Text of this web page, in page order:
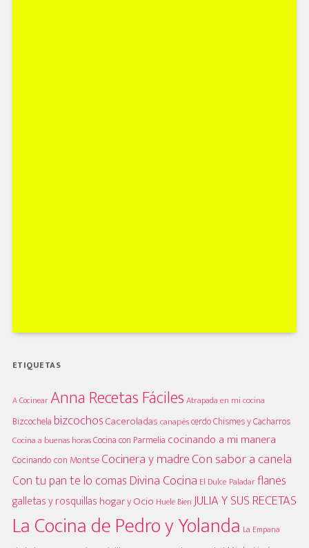
ETIQUETAS
A CocinearAnna Recetas FácilesAtrapada en mi cocina
Bizcochela bizcochosCaceroladascanapéscerdoChismes y Cacharros
Cocina a buenas horasCocina con Parmelia cocinando a mi manera
Cocinando con MontseCocinera y madreCon sabor a canela
Con tu pan te lo comasDivina Cocina El Dulce Paladarflanes
galletas y rosquillas hogar y Ocio Huele Bien JULIA Y SUS RECETAS
La Cocina de Pedro y Yolanda La Empana